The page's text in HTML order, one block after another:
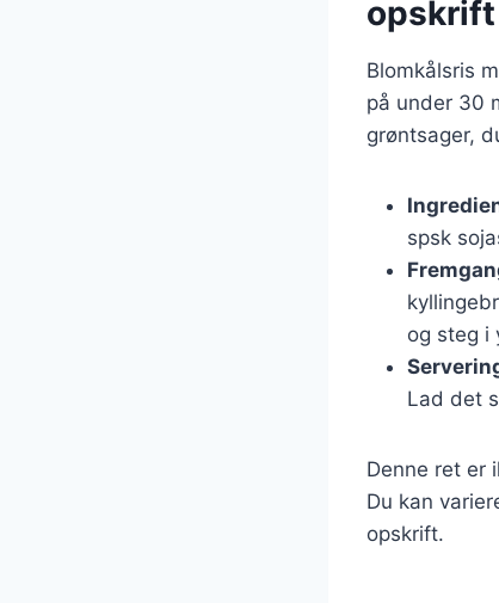
opskrift
Blomkålsris
på under 30
grøntsager,
spsk
og steg i
Lad det
Denne ret er
Du kan
opskrift.